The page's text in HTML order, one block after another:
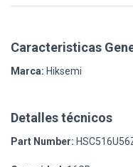
Caracteristicas
Marca: Hiksemi
Detalles técnicos
Part Number: